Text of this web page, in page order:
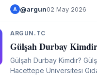
gün ya da hızlı kargo ile
A @argun02 May 2026
ARGUN.TC
Gülşah Durbay
Gülşah Durbay Kimdir? Gülşah Durbay, 1988
Hacettepe Üniversitesi